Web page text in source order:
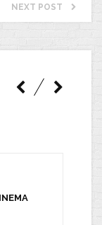
NEXT POST